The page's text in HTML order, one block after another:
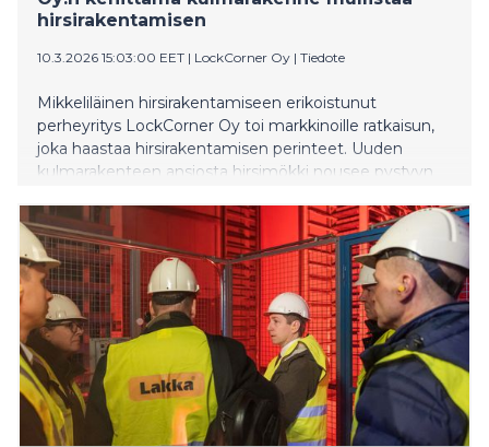
hirsirakentamisen
10.3.2026 15:03:00 EET | LockCorner Oy | Tiedote
Mikkeliläinen hirsirakentamiseen erikoistunut
perheyritys LockCorner Oy toi markkinoille ratkaisun,
joka haastaa hirsirakentamisen perinteet. Uuden
kulmarakenteen ansiosta hirsimökki nousee pystyyn
ajan.